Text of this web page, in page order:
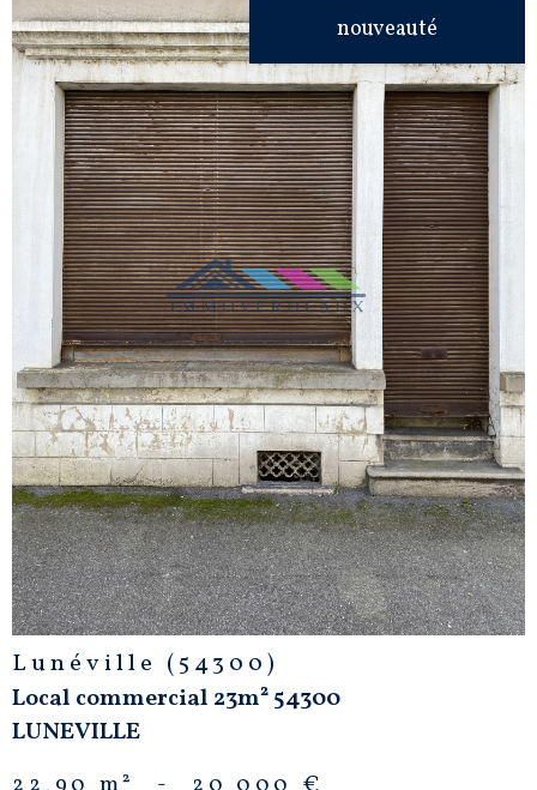
nouveauté
VOIR LE
BIEN
Lunéville (54300)
Local commercial 23m² 54300
LUNEVILLE